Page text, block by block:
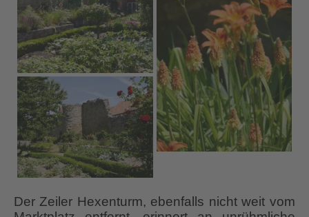
Der Zeiler Hexenturm, ebenfalls nicht weit vom